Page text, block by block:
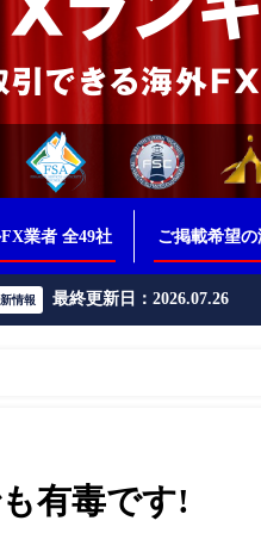
業者 全49社 ご掲載希望
情報 最終更新日：2026.07.26
有毒です!